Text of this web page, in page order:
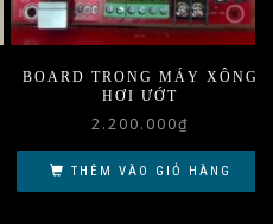
BOARD TRONG MÁY XÔNG
HƠI ƯỚT
2.200.000₫
THÊM VÀO GIỎ HÀNG